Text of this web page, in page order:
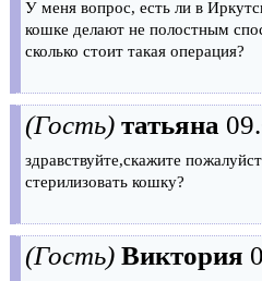
У меня вопрос, есть ли в
кошке делают не полостным
сколько стоит такая операция?
(Гость) татьяна
здравствуйте,скажите
стерилизовать кошку?
(Гость) Виктория